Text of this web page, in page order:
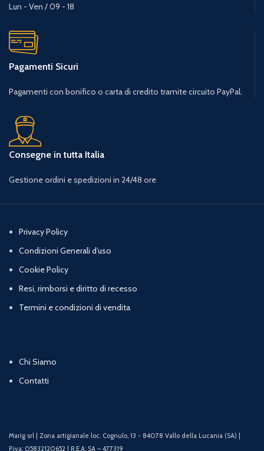
Lun - Ven / 09 - 18
Pagamenti Sicuri
Pagamenti con bonifico o carta di credito tramite circuito PayPal.
Consegne in tutta Italia
Gestione ordini e spedizioni in 24/48 ore
Privacy Policy
Condizioni Generali d’uso
Cookie Policy
Resi, rimborsi e diritto di recesso
Termini e condizioni di vendita
Chi Siamo
Contatti
Marig srl | Zona artigianale loc. Cognulo, 13 - 84078 Vallo della Lucania (SA) |
P.iva: 05832120652 | R.E.A: SA – 477319